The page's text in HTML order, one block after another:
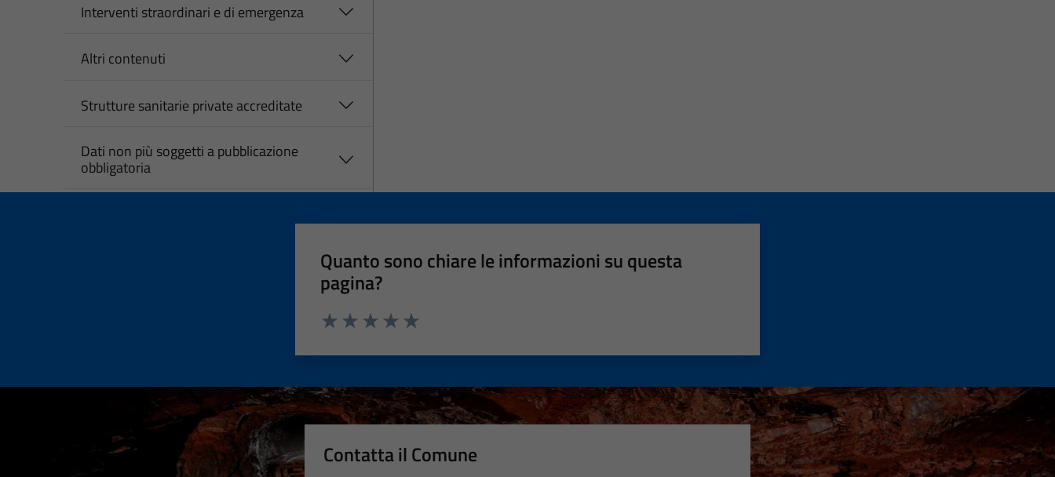
Interventi straordinari e di emergenza
Altri contenuti
Strutture sanitarie private accreditate
Dati non più soggetti a pubblicazione
obbligatoria
Quanto sono chiare le informazioni su questa
pagina?
Contatta il Comune